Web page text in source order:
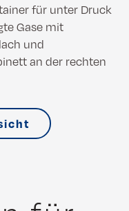
für unter Druck
Gase mit
und
an der rechten